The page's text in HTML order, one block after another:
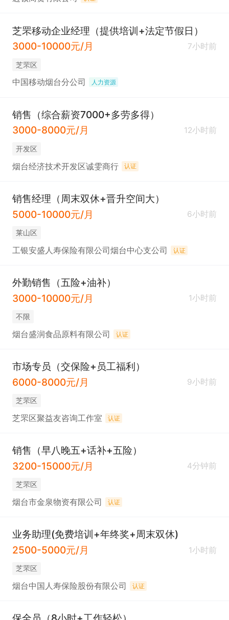
芝罘移动企业经理（提供培训+法定节假日）
3000-10000元/月
7小时前
芝罘区
中国移动烟台分公司 人力资源
销售（综合薪资7000+多劳多得）
3000-8000元/月
12小时前
开发区
烟台经济技术开发区诚雯商行 认证
销售经理（周末双休+晋升空间大）
5000-10000元/月
6小时前
莱山区
工银安盛人寿保险有限公司烟台中心支公司 认证
外勤销售（五险+油补）
3000-10000元/月
1小时前
不限
烟台盛润食品原料有限公司 认证
市场专员（交保险+员工福利）
6000-8000元/月
9小时前
芝罘区
芝罘区聚益友咨询工作室 认证
销售（早八晚五+话补+五险）
3200-15000元/月
4分钟前
芝罘区
烟台市金泉物资有限公司 认证
业务助理(免费培训+年终奖+周末双休)
2500-5000元/月
1小时前
芝罘区
烟台中国人寿保险股份有限公司 认证